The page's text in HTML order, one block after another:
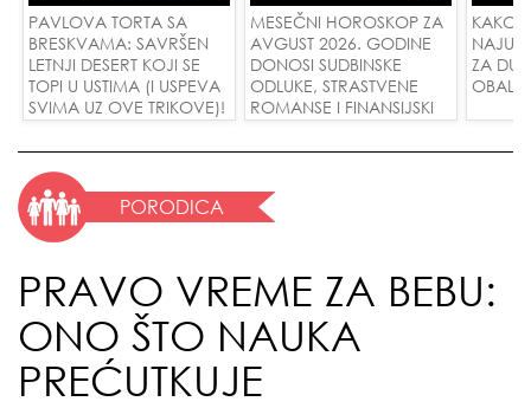
PAVLOVA TORTA SA
BRESKVAMA: SAVRŠEN
LETNJI DESERT KOJI SE
TOPI U USTIMA (I USPEVA
SVIMA UZ OVE TRIKOVE)!
MESEČNI HOROSKOP ZA
AVGUST 2026. GODINE
DONOSI SUDBINSKE
ODLUKE, STRASTVENE
ROMANSE I FINANSIJSKI
KAKO
ZA
PORODICA
PRAVO VREME ZA BEBU:
ONO ŠTO NAUKA
PREĆUTKUJE